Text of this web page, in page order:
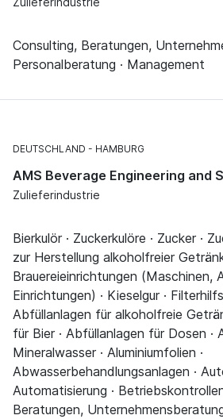
Consulting, Beratungen,
Personalberatung · Management
DEUTSCHLAND HAMBURG
AMS Beverage Engineering and
Zulieferindustrie
Bierkulör · Zuckerkulöre · Zucker ·
zur Herstellung alkoholfreier
Brauereieinrichtungen (Maschinen,
Einrichtungen) · Kieselgur ·
Abfüllanlagen für alkoholfreie
für Bier · Abfüllanlagen für Dosen ·
Mineralwasser · Aluminiumfolien ·
Abwasserbehandlungsanlagen ·
Automatisierung ·
Beratungen,